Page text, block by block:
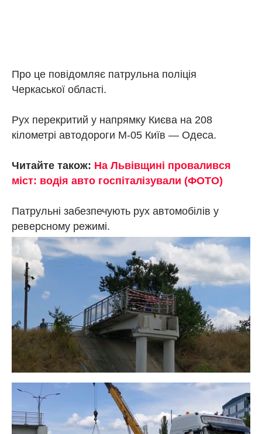
Про це повідомляє патрульна поліція
Черкаської області.
Рух перекритий у напрямку Києва на 208
кілометрі автодороги М-05 Київ — Одеса.
Читайте також: На Львівщині провалився
міст: водія авто госпіталізували (ФОТО)
Патрульні забезпечують рух автомобілів у
реверсному режимі.